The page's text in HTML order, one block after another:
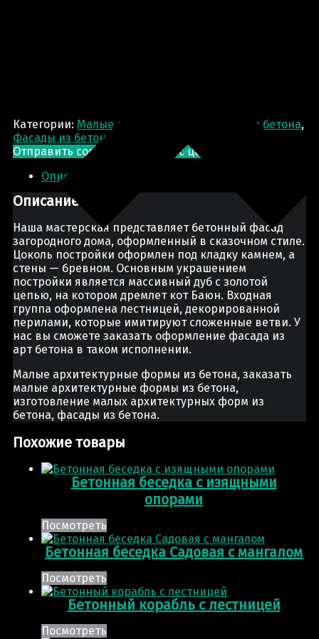
Категории: Малые архитектурные формы из бетона,
Фасады из бетона
Отправить сообщение
Запрос цены
Описание
Описание
Наша мастерская представляет бетонный фасад
загородного дома, оформленный в сказочном стиле.
Цоколь постройки оформлен под кладку камнем, а
стены — бревном. Основным украшением
постройки является массивный дуб с золотой
цепью, на котором дремлет кот Баюн. Входная
группа оформлена лестницей, декорированной
перилами, которые имитируют сложенные ветви. У
нас вы сможете заказать оформление фасада из
арт бетона в таком исполнении.
Малые архитектурные формы из бетона, заказать
малые архитектурные формы из бетона,
изготовление малых архитектурных форм из
бетона, фасады из бетона.
Похожие товары
Бетонная беседка с изящными
опорами
Посмотреть
Бетонная беседка Садовая с мангалом
Посмотреть
Бетонный корабль с лестницей
Посмотреть